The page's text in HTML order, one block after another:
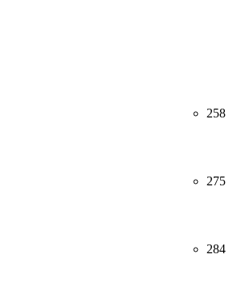
258
275
284